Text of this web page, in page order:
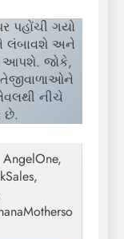
પહોંચી ગયો
લંબાવશે અને
આપશે. જોકે,
નીચે
છે.